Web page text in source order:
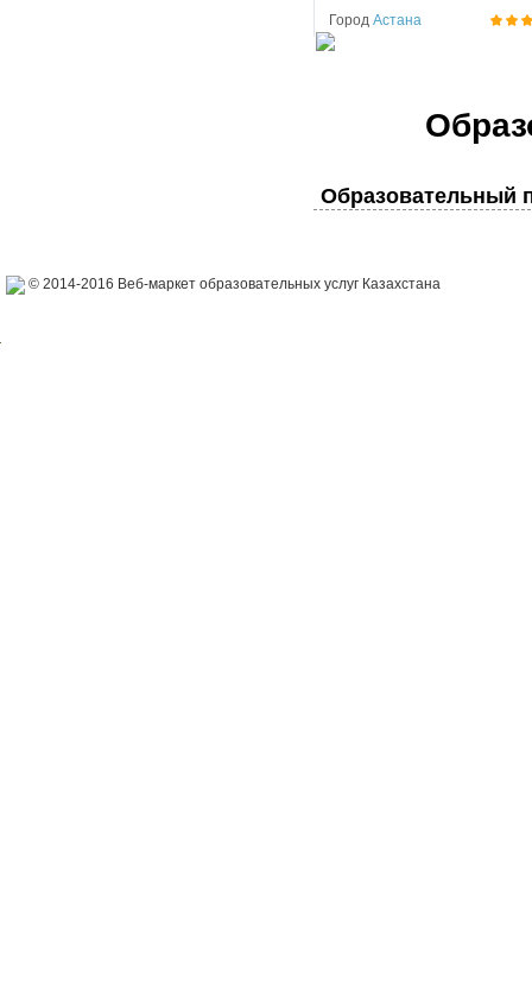
Город Астана
Образовательный
© 2014-2016 Веб-маркет образовательных услуг Казахстана